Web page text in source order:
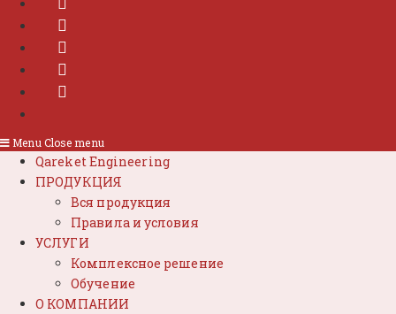
Menu Close menu
Qareket Engineering
ПРОДУКЦИЯ
Вся продукция
Правила и условия
УСЛУГИ
Комплексное решение
Обучение
О КОМПАНИИ